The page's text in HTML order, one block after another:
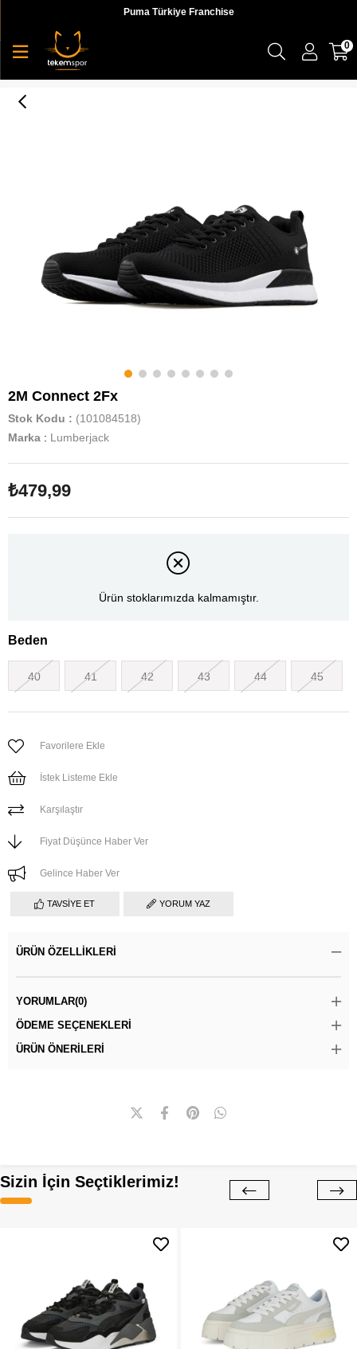
Puma Türkiye Franchise
0
2M Connect 2Fx
Stok Kodu
(101084518)
Marka : Lumberjack
₺479,99
Ürün stoklarımızda kalmamıştır.
Beden
40 41 42 43 44 45
Favorilere Ekle
İstek Listeme Ekle
Karşılaştır
Fiyat Düşünce Haber Ver
Gelince Haber Ver
TAVSIYE ET YORUM YAZ
ÜRÜN ÖZELLIKLERI
YORUMLAR(0)
ÖDEME SEÇENEKLERI
ÜRÜN ÖNERILERI
Sizin İçin Seçtiklerimiz!